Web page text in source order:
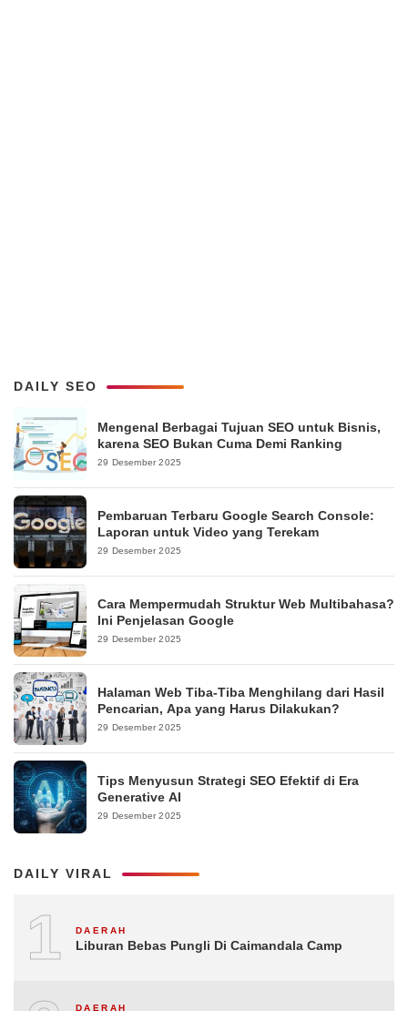
DAILY SEO
Mengenal Berbagai Tujuan SEO untuk Bisnis,
karena SEO Bukan Cuma Demi Ranking
29 Desember 2025
Pembaruan Terbaru Google Search Console:
Laporan untuk Video yang Terekam
29 Desember 2025
Cara Mempermudah Struktur Web Multibahasa?
Ini Penjelasan Google
29 Desember 2025
Halaman Web Tiba-Tiba Menghilang dari Hasil
Pencarian, Apa yang Harus Dilakukan?
29 Desember 2025
Tips Menyusun Strategi SEO Efektif di Era
Generative AI
29 Desember 2025
DAILY VIRAL
1 DAERAH
Liburan Bebas Pungli Di Caimandala Camp
DAERAH